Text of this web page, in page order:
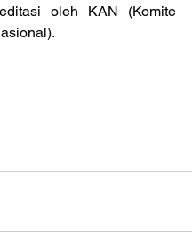
oleh KAN (Komite